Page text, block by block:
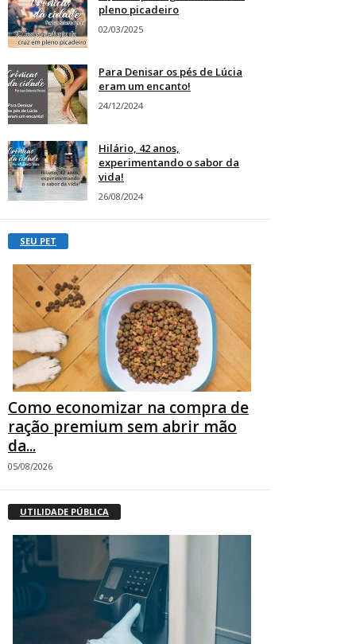
pleno picadeiro
02/03/2025
Para Denisar os pés de Lúcia
eram um encanto!
24/12/2024
Hilário, 42 anos,
experimentando o sabor da
vida!
26/08/2024
SEU PET
Como economizar na compra de
ração premium sem abrir mão
da...
05/08/2026
UTILIDADE PÚBLICA